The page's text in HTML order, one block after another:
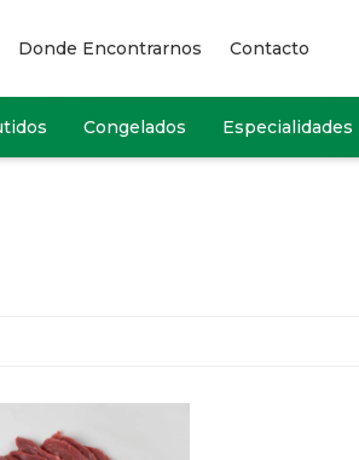
Congelados Especialidades
Donde Encontrarnos Contacto